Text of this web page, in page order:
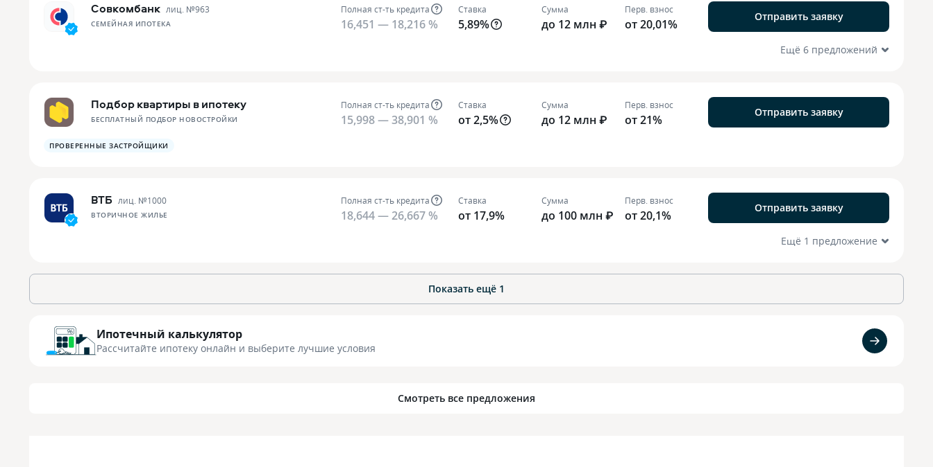
Совкомбанк лиц. №963
СЕМЕЙНАЯ ИПОТЕКА
Полная ст-ть кредита
16,451 — 18,216 %
Ставка
5,89%
Сумма
до 12 млн ₽
Перв. взнос
от 20,01%
Отправить заявку
Ещё 6 предложений
Подбор квартиры в ипотеку
БЕСПЛАТНЫЙ ПОДБОР НОВОСТРОЙКИ
Полная ст-ть кредита
15,998 — 38,901 %
Ставка
от 2,5%
Сумма
до 12 млн ₽
Перв. взнос
от 21%
Отправить заявку
ПРОВЕРЕННЫЕ ЗАСТРОЙЩИКИ
ВТБ лиц. №1000
ВТОРИЧНОЕ ЖИЛЬЕ
Полная ст-ть кредита
18,644 — 26,667 %
Ставка
от 17,9%
Сумма
до 100 млн ₽
Перв. взнос
от 20,1%
Отправить заявку
Ещё 1 предложение
Показать ещё 1
Ипотечный калькулятор
Рассчитайте ипотеку онлайн и выберите лучшие условия
Смотреть все предложения